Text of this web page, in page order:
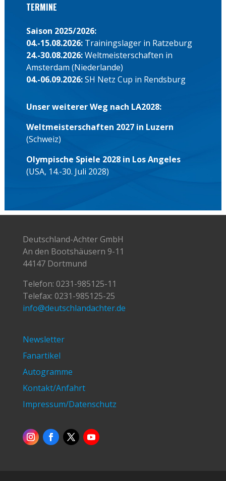
TERMINE
Saison 2025/2026:
04.-15.08.2026: Trainingslager in Ratzeburg
24.-30.08.2026:Weltmeisterschaften in
Amsterdam (Niederlande)
04.-06.09.2026:SH Netz Cup in Rendsburg
Unser weiterer Weg nach LA2028:
Weltmeisterschaften 2027 in Luzern
(Schweiz)
Olympische Spiele 2028 in Los Angeles
(USA, 14.-30. Juli 2028)
Deutschland-Achter GmbH
An den Bootshäusern 9-11
44147 Dortmund
Telefon: 0231-985125-11
Telefax: 0231-985125-25
info@deutschlandachter.de
Newsletter
Fanartikel
Autogramme
Kontakt/Anfahrt
Impressum/Datenschutz